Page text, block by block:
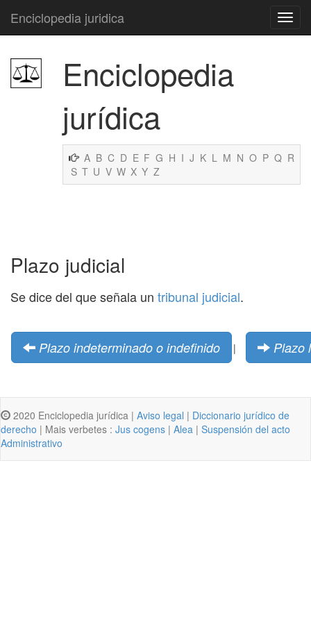
Enciclopedia juridica
Enciclopedia
jurídica
A B C D E F G H I J K L M N O P Q R
S T U V W X Y Z
Plazo judicial
Se dice del que señala un tribunal judicial.
Plazo indeterminado o indefinido | Plazo
2020 Enciclopedia jurídica | Aviso legal | Diccionario jurídico de
derecho | Mais verbetes : Jus cogens | Alea | Suspensión del acto
Administrativo